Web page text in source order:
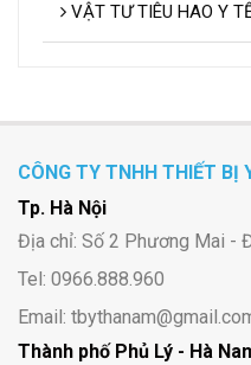
VẬT TƯ TIÊU HAO Y
CÔNG TY TNHH THIẾT BỊ
Tp. Hà Nội
Địa chỉ: Số 2 Phương Mai -
Tel: 0966.888.960
Email:
Thành phố Phủ Lý - Hà